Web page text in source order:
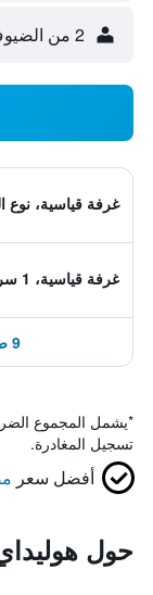
2 من الضيوف، غرفة واحدة
غرفة قياسية،
غرفة قياسية، 1 سرير كوين
9 صفقات إضافية ابتداءً من 507 ﷼
*يشمل المجموع
تسجيل المغادرة.
أفضل سعر
حول